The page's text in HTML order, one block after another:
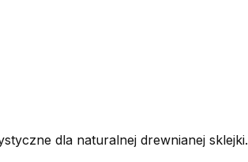
dla naturalnej drewnianej sklejki.